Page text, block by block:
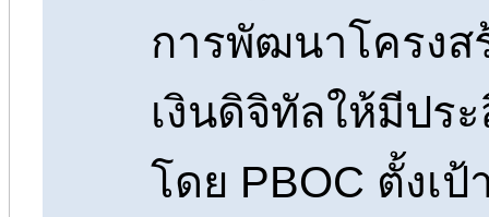
การพัฒนาโครงส
เงินดิจิทัลให้มีปร
โดย PBOC ตั้งเ